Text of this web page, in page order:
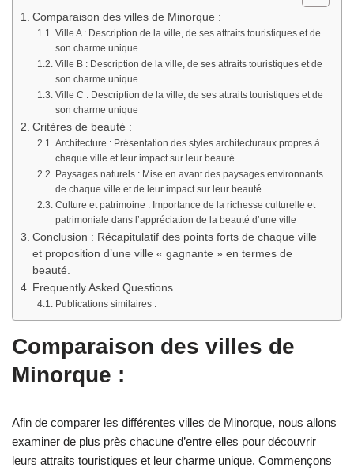
Comparaison des villes de Minorque :
Ville A : Description de la ville, de ses attraits touristiques et de
son charme unique
Ville B : Description de la ville, de ses attraits touristiques et de
son charme unique
Ville C : Description de la ville, de ses attraits touristiques et de
son charme unique
Critères de beauté :
Architecture : Présentation des styles architecturaux propres à
chaque ville et leur impact sur leur beauté
Paysages naturels : Mise en avant des paysages environnants
de chaque ville et de leur impact sur leur beauté
Culture et patrimoine : Importance de la richesse culturelle et
patrimoniale dans l’appréciation de la beauté d’une ville
Conclusion : Récapitulatif des points forts de chaque ville
et proposition d’une ville « gagnante » en termes de
beauté.
Frequently Asked Questions
Publications similaires :
Comparaison des villes de
Minorque :
Afin de comparer les différentes villes de Minorque, nous allons
examiner de plus près chacune d’entre elles pour découvrir
leurs attraits touristiques et leur charme unique. Commençons